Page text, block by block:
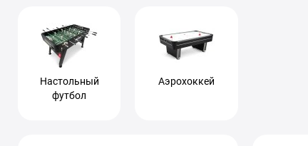
Настольный
футбол
Аэрохоккей